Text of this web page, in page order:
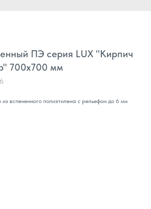
ПЭ серия LUX "Кирпич
700х700 мм
вспененного полиэтилена с рельефом до 6 мм